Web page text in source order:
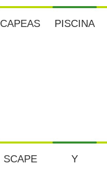
CAPEAS PISCINA
SCAPE
Y